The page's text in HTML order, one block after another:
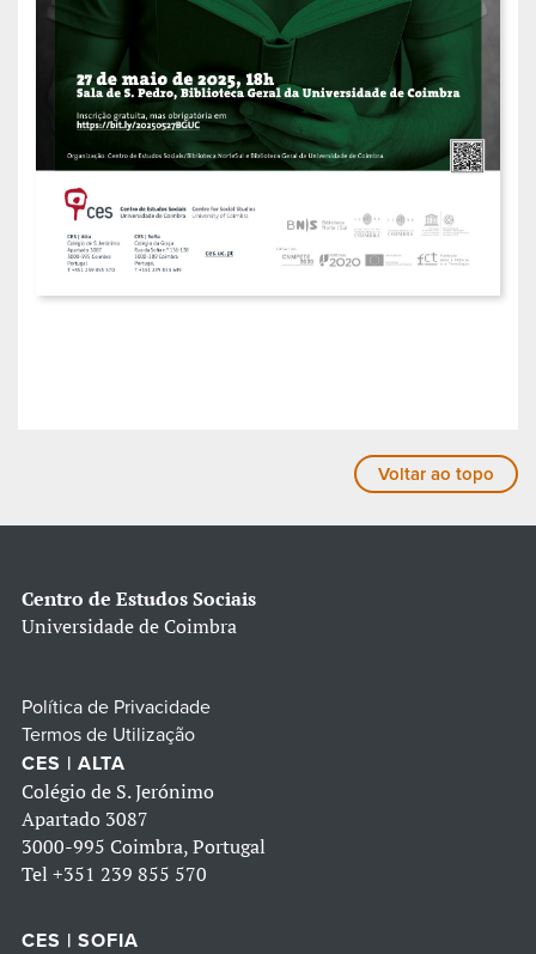
Voltar ao topo
Centro de Estudos Sociais
Universidade de Coimbra
Política de Privacidade
Termos de Utilização
CES | ALTA
Colégio de S. Jerónimo
Apartado 3087
3000-995 Coimbra, Portugal
Tel +351 239 855 570
CES | SOFIA